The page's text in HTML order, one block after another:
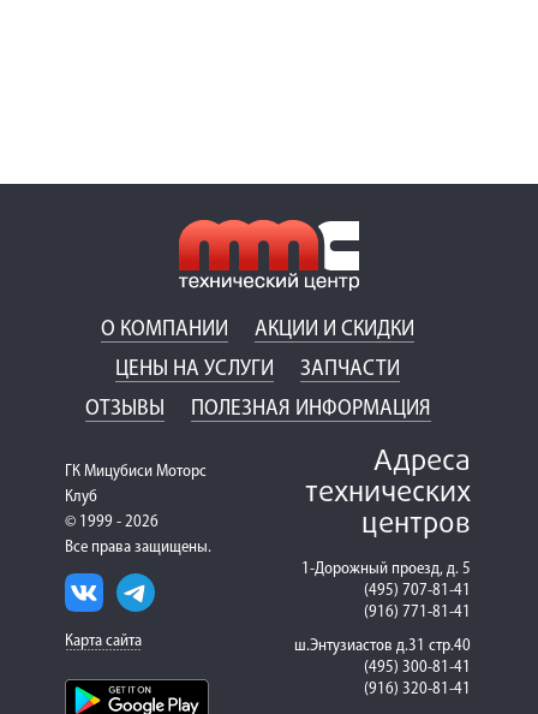
О КОМПАНИИ
АКЦИИ И СКИДКИ
ЦЕНЫ НА УСЛУГИ
ЗАПЧАСТИ
ОТЗЫВЫ
ПОЛЕЗНАЯ ИНФОРМАЦИЯ
ГК Мицубиси Моторс
Клуб
© 1999 - 2026
Все права защищены.
Карта сайта
Адреса
технических
центров
1-Дорожный проезд, д. 5
(495) 707-81-41
(916) 771-81-41
ш.Энтузиастов д.31 стр.40
(495) 300-81-41
(916) 320-81-41